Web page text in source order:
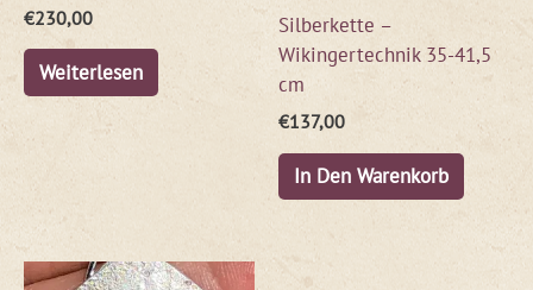
€230,00
Weiterlesen
Silberkette –
Wikingertechnik 35-41,5
cm
€137,00
In Den Warenkorb